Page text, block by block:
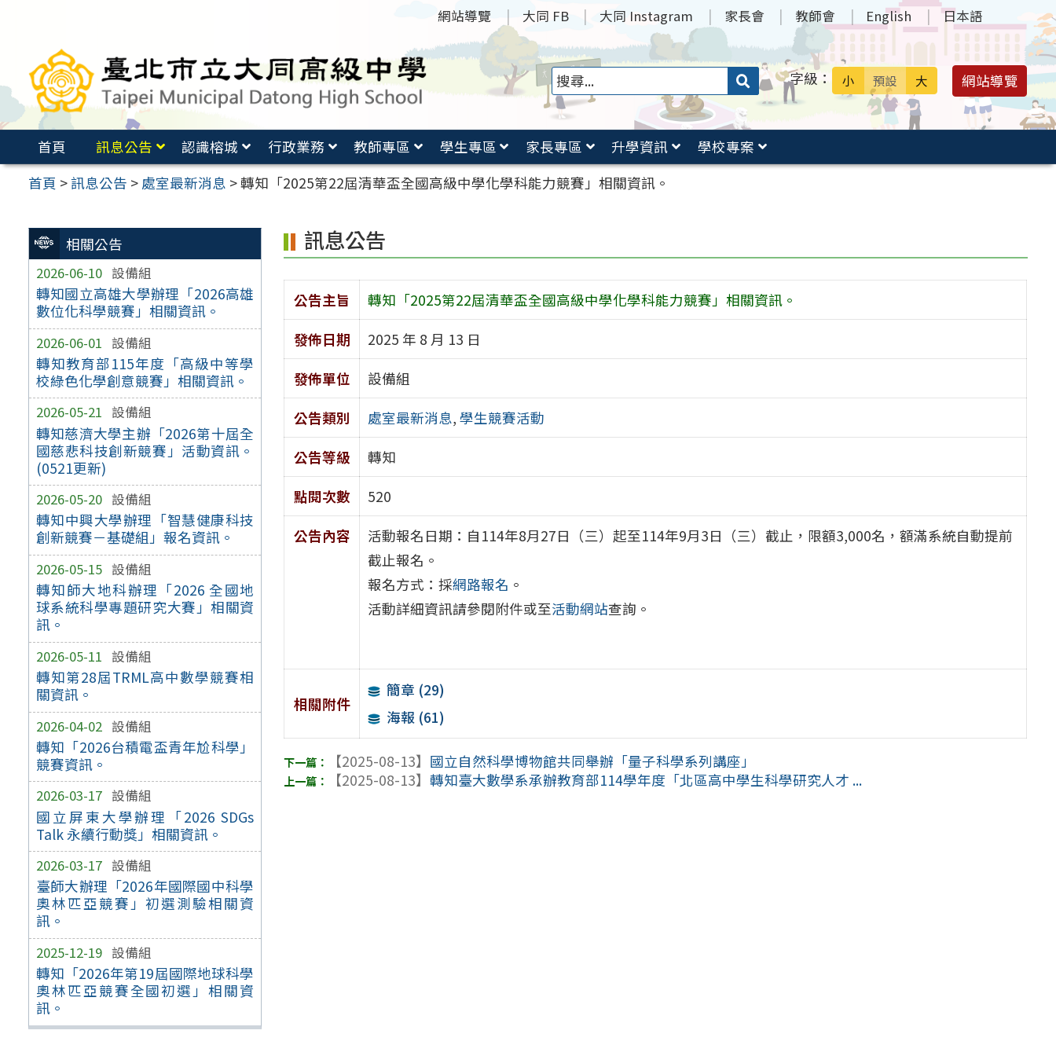
要
容
網站導覽 大同 FB 大同 Instagram 家長會 教師會 English 日本語
搜
送出 字級： 小 預設 大 網站導覽
首頁 訊息公告 認識榕城 行政業務 教師專區 學生專區 家長專區 升學資訊
學校專案
首頁 >訊息公告 > 處室最新消息 >轉知「2025第22屆清華盃全國高級中學化學科能力競賽」相關資訊。
相關公告
2026-06-10 設備組
轉知國立高雄大學辦理「2026高雄
數位化科學競賽」相關資訊。
2026-06-01 設備組
轉知教育部115年度「高級中等學
校綠色化學創意競賽」相關資訊。
2026-05-21 設備組
轉知慈濟大學主辦「2026第十屆全
國慈悲科技創新競賽」活動資訊。
(0521更新)
2026-05-20 設備組
轉知中興大學辦理「智慧健康科技
創新競賽－基礎組」報名資訊。
2026-05-15 設備組
轉知師大地科辦理「2026 全國地
球系統科學專題研究大賽」相關資
訊。
2026-05-11 設備組
轉知第28屆TRML高中數學競賽相
關資訊。
2026-04-02 設備組
轉知「2026台積電盃青年尬科學」
競賽資訊。
2026-03-17 設備組
國立屏東大學辦理「2026 SDGs
Talk 永續行動獎」相關資訊。
2026-03-17 設備組
臺師大辦理「2026年國際國中科學
奧林匹亞競賽」初選測驗相關資
訊。
2025-12-19 設備組
轉知「2026年第19屆國際地球科學
奧林匹亞競賽全國初選」相關資
訊。
訊息公告
公告主旨
轉知「2025第22屆清華盃全國高級中學化學科能力競賽」相關資訊。
發佈日期
2025 年 8 月 13 日
發佈單位
設備組
公告類別
處室最新消息, 學生競賽活動
公告等級
轉知
點閱次數
520
公告內容
活動報名日期：自114年8月27日（三）起至114年9月3日（三）截止，限額3,000名，額滿系統自動提前
截止報名。
報名方式：採網路報名 。
活動詳細資訊請參閱附件或至活動網站查詢。
相關附件
簡章 (29)
海報 (61)
【2025-08-13】 國立自然科學博物館共同舉辦「量子科學系列講座」
【2025-08-13】轉知臺大數學系承辦教育部114學年度「北區高中學生科學研究人才 ...